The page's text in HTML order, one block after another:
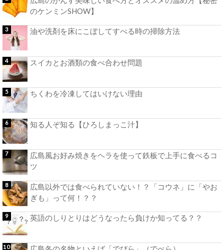
のケンミンSHOW】
油や洗剤を床にこぼしてすべる時の掃除方法
スイカとお酒類の食べ合わせ問題
ちくわを冷凍してはいけない理由
知る人ぞ知る【ひろしまっこ汁】
広島風お好み焼きをヘラを使って鉄板で上手に食べるコ
ツ
広島以外では食べられていない！？「コウネ」に「やお
ぎも」って何！？？
英語のしりとりはどうなったら負けか知ってる？？